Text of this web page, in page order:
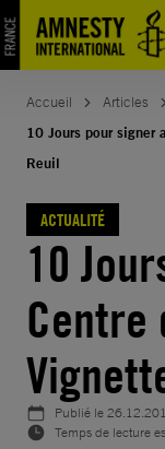
Aller
au
contenu
Accueil Articles
10 Jours pour signer
Reuil
ACTUALITÉ
10
Centre
Publié le
Temps de lecture